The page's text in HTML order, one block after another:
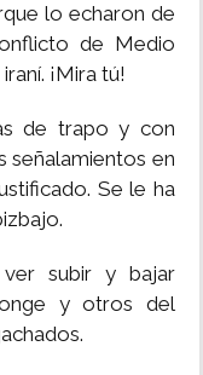
lo echaron de
de Medio
¡Mira tú!
de trapo y con
señalamientos en
Se le ha
subir y bajar
y otros del